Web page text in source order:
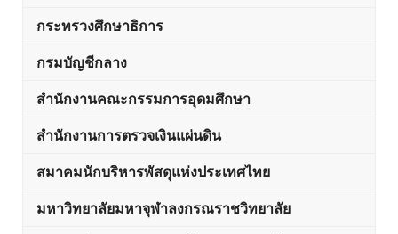
กระทรวงศึกษาธิการ
กรมบัญชีกลาง
สำนักงานคณะกรรมการอุดมศึกษา
สำนักงานการตรวจเงินแผ่นดิน
สมาคมนักบริหารพัสดุแห่งประเทศไทย
มหาวิทยาลัยมหาจุฬาลงกรณราชวิทยาลัย